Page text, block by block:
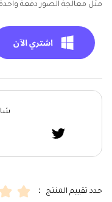
مثل معالجة الصور دفعة
حدد تقييم المنتج ：